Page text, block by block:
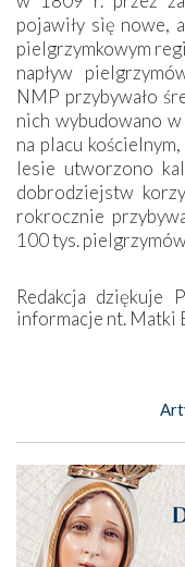
pojawiły się nowe,
pielgrzymkowym
napływ
NMP przybywało
nich wybudowano
na placu
lesie utworzono
dobrodziejstw
rokrocznie
100 tys.
Redakcja dziękuje
informacje nt. Matki